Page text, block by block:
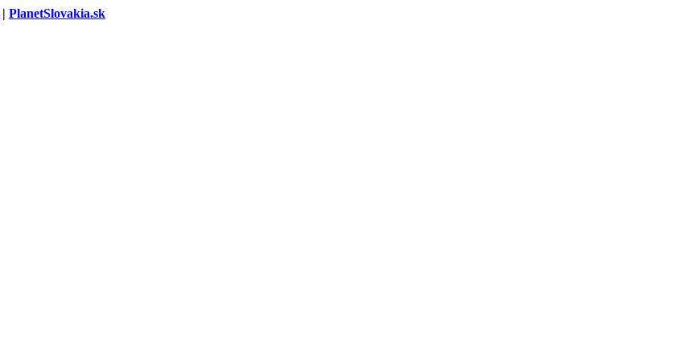
| PlanetSlovakia.sk